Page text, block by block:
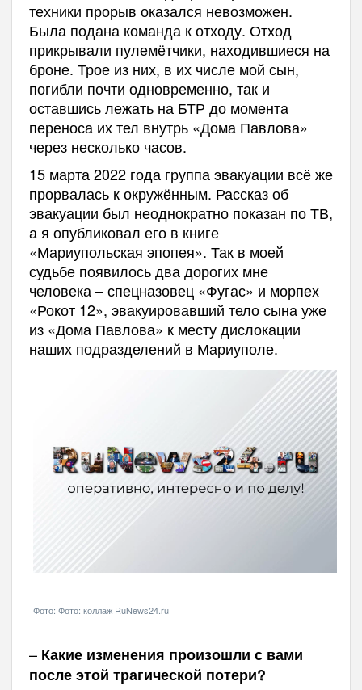
техники прорыв оказался невозможен.
Была подана команда к отходу. Отход
прикрывали пулемётчики, находившиеся на
броне. Трое из них, в их числе мой сын,
погибли почти одновременно, так и
оставшись лежать на БТР до момента
переноса их тел внутрь «Дома Павлова»
через несколько часов.
15 марта 2022 года группа эвакуации всё же
прорвалась к окружённым. Рассказ об
эвакуации был неоднократно показан по ТВ,
а я опубликовал его в книге
«Мариупольская эпопея». Так в моей
судьбе появилось два дорогих мне
человека – спецназовец «Фугас» и морпех
«Рокот 12», эвакуировавший тело сына уже
из «Дома Павлова» к месту дислокации
наших подразделений в Мариуполе.
Фото: Фото: коллаж RuNews24.ru!
– Какие изменения произошли с вами
после этой трагической потери?